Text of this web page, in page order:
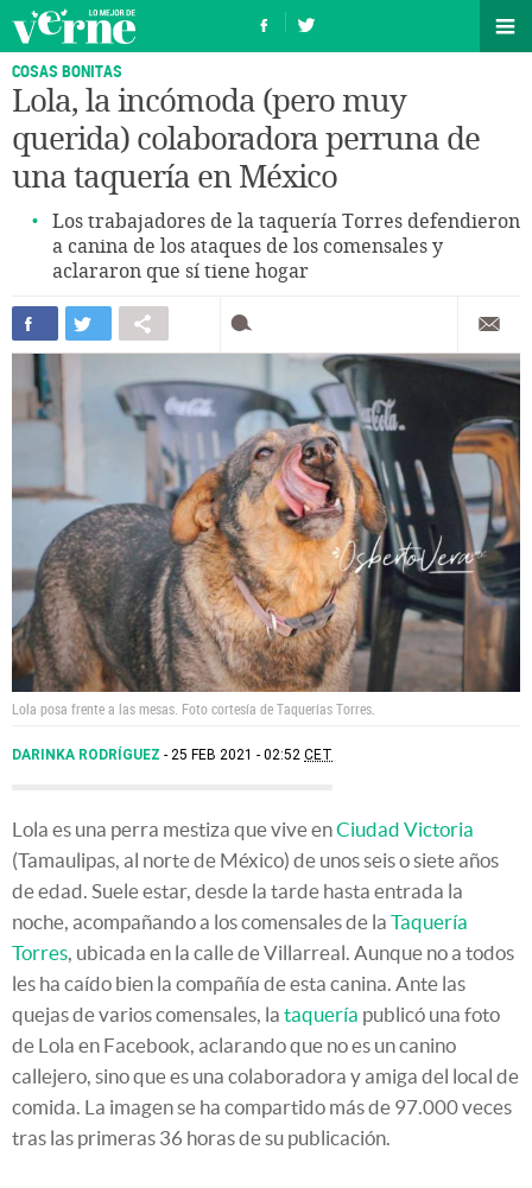
COSAS BONITAS
Lola, la incómoda (pero muy
querida) colaboradora perruna de
una taquería en México
Los trabajadores de la taquería Torres defendieron
a canina de los ataques de los comensales y
aclararon que sí tiene hogar
Lola posa frente a las mesas. Foto cortesía de Taquerías Torres.
DARINKA RODRÍGUEZ 25 FEB 2021 - 02:52 CET
Lola es una perra mestiza que vive enCiudad Victoria
(Tamaulipas, al norte de México) de unos seis o siete años
de edad. Suele estar, desde la tarde hasta entrada la
noche, acompañando a los comensales de la Taquería
Torres, ubicada en la calle de Villarreal. Aunque no a todos
les ha caído bien la compañía de esta canina. Ante las
quejas de varios comensales, la taquería publicó una foto
de Lola en Facebook, aclarando que no es un canino
callejero, sino que es una colaboradora y amiga del local de
comida. La imagen se ha compartido más de 97.000 veces
tras las primeras 36 horas de su publicación.